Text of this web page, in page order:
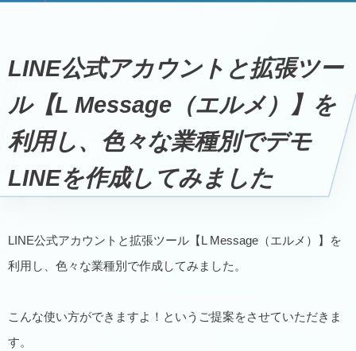
LINE公式アカウントと拡張ツー
ル【L Message（エルメ）】を
利用し、色々な業種別でデモ
LINEを作成してみました
LINE公式アカウントと拡張ツール【L Message（エルメ）】を
利用し、色々な業種別で作成してみました。
こんな使い方ができますよ！というご提案をさせていただきま
す。